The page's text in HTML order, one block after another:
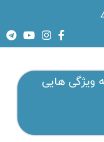
هایی